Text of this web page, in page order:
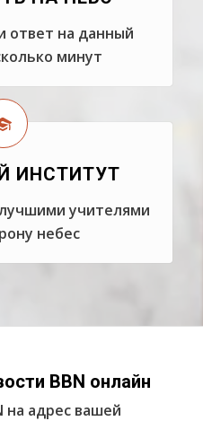
ответ на данный
минут
ИНСТИТУТ
учителями
небес
BBN онлайн
на адрес вашей